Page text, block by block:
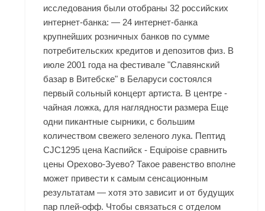
исследования были отобраны 32 российских
интернет-банка: — 24 интернет-банка
крупнейших розничных банков по сумме
потребительских кредитов и депозитов физ. В
июле 2001 года на фестивале "Славянский
базар в Витебске" в Беларуси состоялся
первый сольный концерт артиста. В центре -
чайная ложка, для наглядности размера Еще
одни пикантные сырники, с большим
количеством свежего зеленого лука. Пептид
CJC1295 цена Каспийск - Equipoise сравнить
цены Орехово-Зуево? Такое равенство вполне
может привести к самым сенсационным
результатам — хотя это зависит и от будущих
пар плей-офф. Чтобы связаться с отделом